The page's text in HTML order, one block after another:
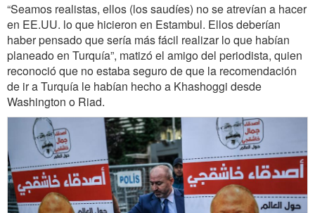
“Seamos realistas, ellos (los saudíes) no se atrevían a hacer
en EE.UU. lo que hicieron en Estambul. Ellos deberían
haber pensado que sería más fácil realizar lo que habían
planeado en Turquía”, matizó el amigo del periodista, quien
reconoció que no estaba seguro de que la recomendación
de ir a Turquía le habían hecho a Khashoggi desde
Washington o Riad.